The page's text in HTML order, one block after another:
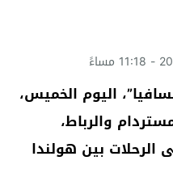
اليوم الخميس،
والرباط،
الرحلات بين هولندا